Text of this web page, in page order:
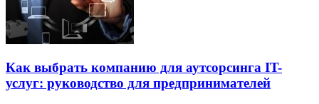
Как выбрать компанию для аутсорсинга IT-
услуг: руководство для предпринимателей